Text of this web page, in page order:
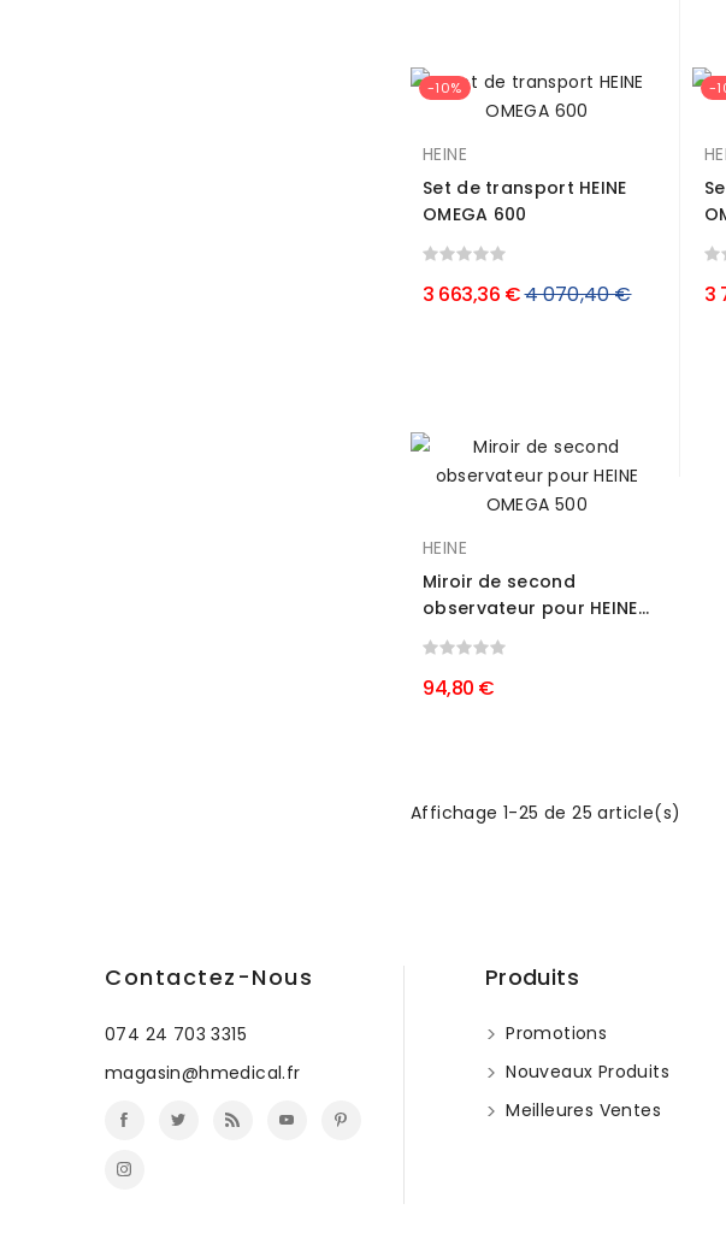
-10%
HEINE
Set de transport HEINE
OMEGA 600
3 663,36 €Prix
4 070,40 €
-
3
HEINE
Miroir de second
observateur pour HEINE...
94,80 €
Affichage 1-25 de 25 article(s)
Contactez-Nous
074 24 703 3315
magasin@hmedical.fr
Produits
Promotions
Nouveaux Produits
Meilleures Ventes